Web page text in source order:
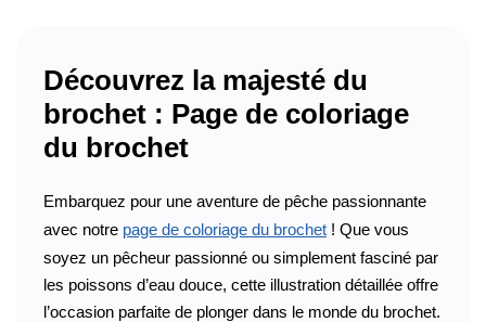
Découvrez la majesté du
brochet : Page de coloriage
du brochet
Embarquez pour une aventure de pêche passionnante
avec notre page de coloriage du brochet ! Que vous
soyez un pêcheur passionné ou simplement fasciné par
les poissons d’eau douce, cette illustration détaillée offre
l’occasion parfaite de plonger dans le monde du brochet.